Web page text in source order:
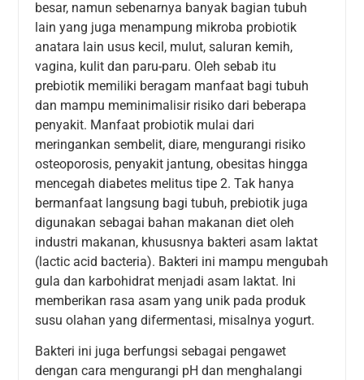
besar, namun sebenarnya banyak bagian tubuh
lain yang juga menampung mikroba probiotik
anatara lain usus kecil, mulut, saluran kemih,
vagina, kulit dan paru-paru. Oleh sebab itu
prebiotik memiliki beragam manfaat bagi tubuh
dan mampu meminimalisir risiko dari beberapa
penyakit. Manfaat probiotik mulai dari
meringankan sembelit, diare, mengurangi risiko
osteoporosis, penyakit jantung, obesitas hingga
mencegah diabetes melitus tipe 2. Tak hanya
bermanfaat langsung bagi tubuh, prebiotik juga
digunakan sebagai bahan makanan diet oleh
industri makanan, khususnya bakteri asam laktat
(lactic acid bacteria). Bakteri ini mampu mengubah
gula dan karbohidrat menjadi asam laktat. Ini
memberikan rasa asam yang unik pada produk
susu olahan yang difermentasi, misalnya yogurt.
Bakteri ini juga berfungsi sebagai pengawet
dengan cara mengurangi pH dan menghalangi